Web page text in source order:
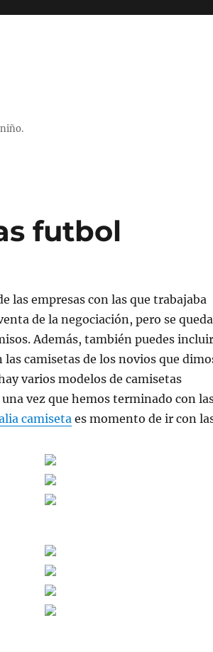
futbol
las empresas con las que trabajaba
de la negociación, pero se
Además, también puedes
camisetas de los novios que
varios modelos de camisetas
vez que hemos terminado con
camiseta es momento de ir con